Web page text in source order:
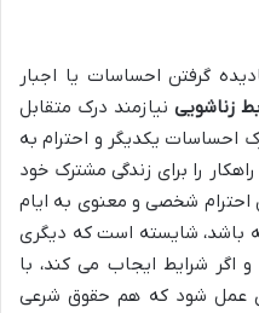
گرفتن احساسات یا اجبار
زناشویی نیازمند درک متقابل
احساسات یکدیگر و احترام به
را برای زندگی مشترک خود
احترام شخصی و معنوی به ایام
باشد، شایسته است که دیگری
اگر شرایط ایجاب می کند، با
عمل شود که هم حقوق شرعی